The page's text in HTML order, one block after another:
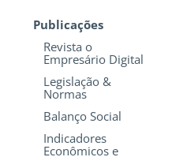
Publicações
Revista o
Empresário Digital
Legislação &
Normas
Balanço Social
Indicadores
Econômicos e